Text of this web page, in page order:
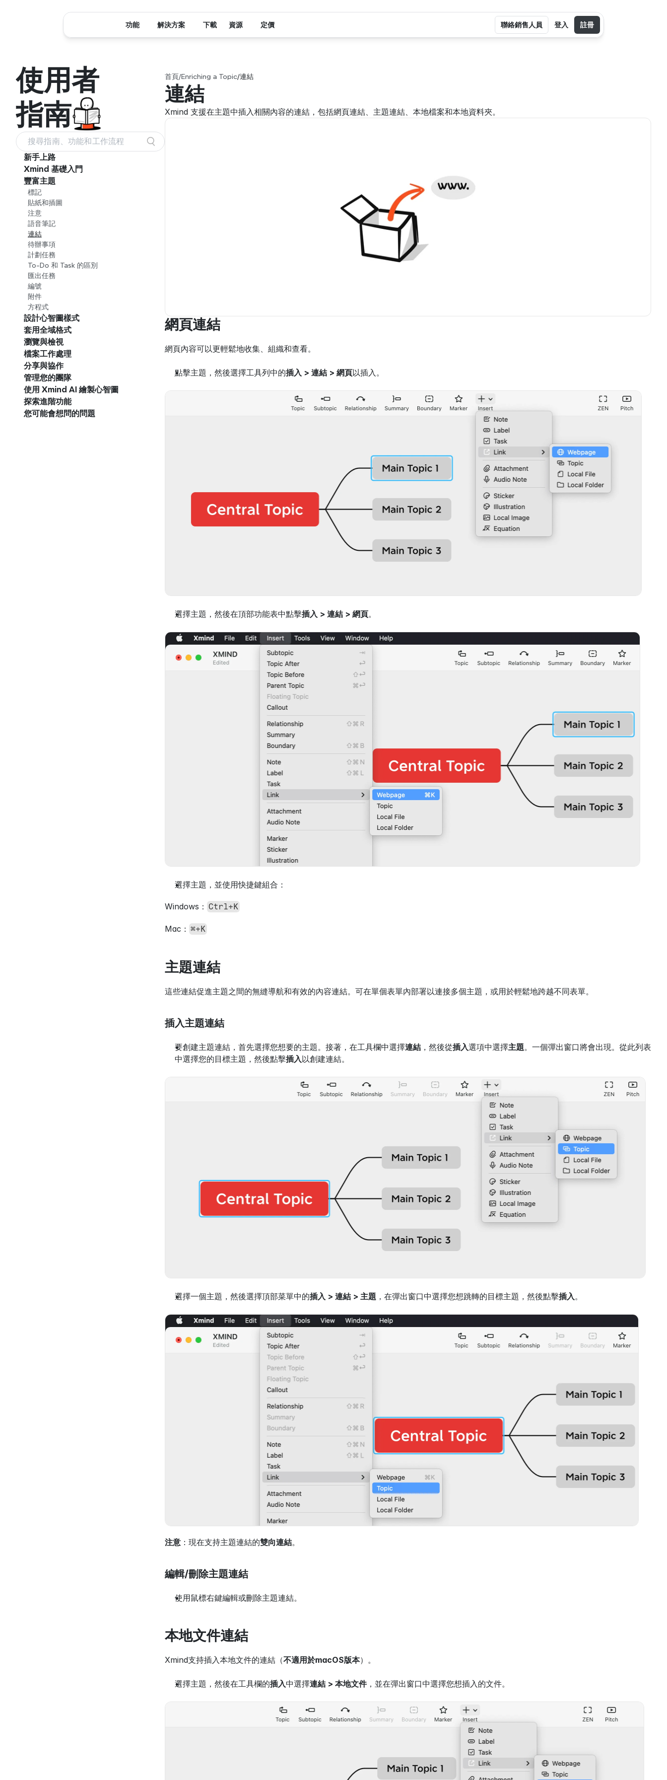
使用者
指南
搜尋指南、功能和工作流程
新手上路
Xmind 基礎入門
豐富主題
標記
貼紙和插圖
注意
語音筆記
連結
待辦事項
計劃任務
To-Do 和 Task 的區別
匯出任務
編號
附件
方程式
設計心智圖樣式
套用全域格式
瀏覽與檢視
檔案工作處理
分享與協作
管理您的團隊
使用 Xmind AI 繪製心智圖
探索進階功能
您可能會想問的問題
首頁 /Enriching a Topic/連結
連結
Xmind 支援在主題中插入相關內容的連結，包括網頁連結、主題連結、本地檔案和本地資料夾。
網頁連結
網頁內容可以更輕鬆地收集、組織和查看。
點擊主題，然後選擇工具列中的插入 > 連結 > 網頁以插入。
選擇主題，然後在頂部功能表中點擊插入 > 連結 > 網頁。
選擇主題，並使用快捷鍵組合：
Windows： Ctrl+K
Mac： ⌘+K
主題連結
這些連結促進主題之間的無縫導航和有效的內容連結。可在單個表單內部署以連接多個主題，或用於輕鬆地跨越不同表單。
插入主題連結
要創建主題連結，首先選擇您想要的主題。接著，在工具欄中選擇連結 ，然後從插入選項中選擇主題。一個彈出窗口將會出現。從此列表
中選擇您的目標主題，然後點擊插入以創建連結。
選擇一個主題，然後選擇頂部菜單中的插入 > 連結 > 主題 ，在彈出窗口中選擇您想跳轉的目標主題，然後點擊插入 。
注意 ：現在支持主題連結的雙向連結。
編輯/刪除主題連結
使用鼠標右鍵編輯或刪除主題連結。
本地文件連結
Xmind支持插入本地文件的連結（不適用於macOS版本）。
選擇主題，然後在工具欄的插入中選擇連結 > 本地文件，並在彈出窗口中選擇您想插入的文件。
功能 解決方案 下載 資源 定價 聯絡銷售人員 登入 註冊